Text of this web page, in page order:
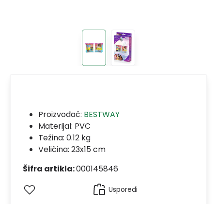
Proizvođač: BESTWAY
Materijal: PVC
Težina: 0.12 kg
Veličina: 23x15 cm
Šifra artikla:000145846
Usporedi